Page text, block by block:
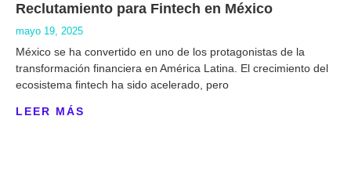
Reclutamiento para Fintech en México
mayo 19, 2025
México se ha convertido en uno de los protagonistas de la
transformación financiera en América Latina. El crecimiento del
ecosistema fintech ha sido acelerado, pero
LEER MÁS